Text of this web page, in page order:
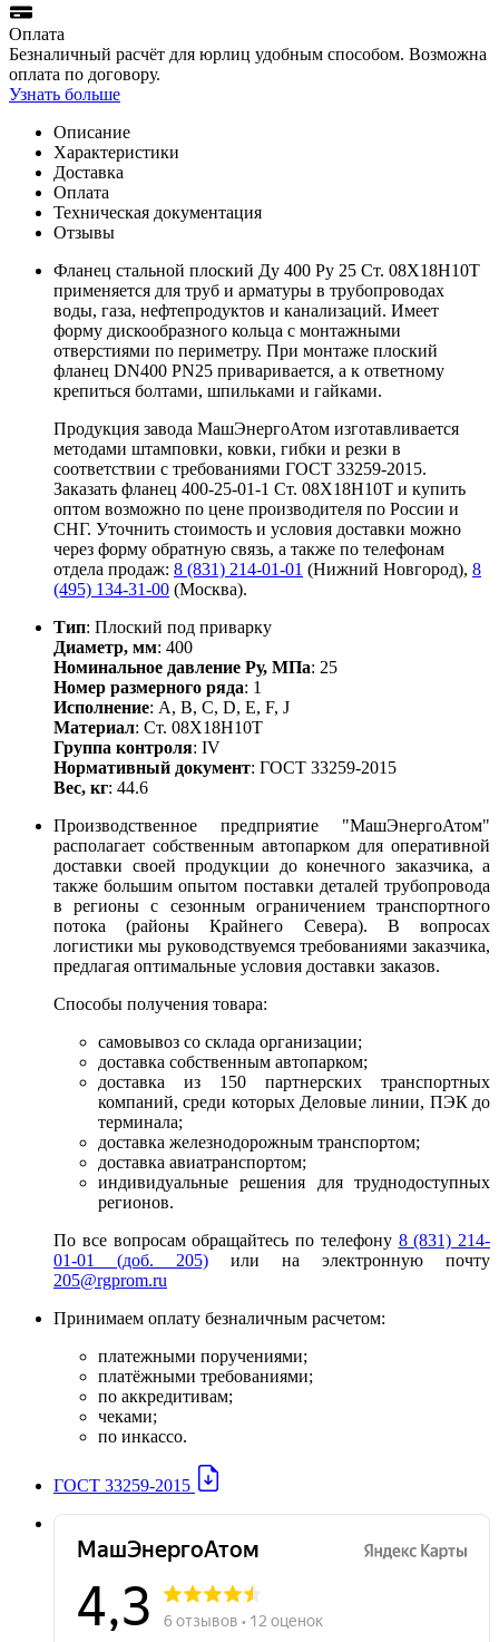
Оплата
Безналичный расчёт для юрлиц удобным способом. Возможна
оплата по договору.
Узнать больше
Описание
Характеристики
Доставка
Оплата
Техническая документация
Отзывы
Фланец стальной плоский Ду 400 Ру 25 Ст. 08Х18Н10Т
применяется для труб и арматуры в трубопроводах
воды, газа, нефтепродуктов и канализаций. Имеет
форму дискообразного кольца с монтажными
отверстиями по периметру. При монтаже плоский
фланец DN400 PN25 приваривается, а к ответному
крепиться болтами, шпильками и гайками.
Продукция завода МашЭнергоАтом изготавливается
методами штамповки, ковки, гибки и резки в
соответствии с требованиями ГОСТ 33259-2015.
Заказать фланец 400-25-01-1 Ст. 08Х18Н10Т и купить
оптом возможно по цене производителя по России и
СНГ. Уточнить стоимость и условия доставки можно
через форму обратную связь, а также по телефонам
отдела продаж: 8 (831) 214-01-01 (Нижний Новгород), 8
(495) 134-31-00 (Москва).
Тип: Плоский под приварку
Диаметр, мм: 400
Номинальное давление Ру, МПа: 25
Номер размерного ряда: 1
Исполнение: A, B, С, D, E, F, J
Материал: Ст. 08Х18Н10Т
Группа контроля: IV
Нормативный документ: ГОСТ 33259-2015
Вес, кг: 44.6
Производственное предприятие "МашЭнергоАтом"
располагает собственным автопарком для оперативной
доставки своей продукции до конечного заказчика, а
также большим опытом поставки деталей трубопровода
в регионы с сезонным ограничением транспортного
потока (районы Крайнего Севера). В вопросах
логистики мы руководствуемся требованиями заказчика,
предлагая оптимальные условия доставки заказов.
Способы получения товара:
самовывоз со склада организации;
доставка собственным автопарком;
доставка из 150 партнерских транспортных
компаний, среди которых Деловые линии, ПЭК до
терминала;
доставка железнодорожным транспортом;
доставка авиатранспортом;
индивидуальные решения для труднодоступных
регионов.
По все вопросам обращайтесь по телефону 8 (831) 214-
01-01 (доб. 205) или на электронную почту
205@rgprom.ru
Принимаем оплату безналичным расчетом:
платежными поручениями;
платёжными требованиями;
по аккредитивам;
чеками;
по инкассо.
ГОСТ 33259-2015